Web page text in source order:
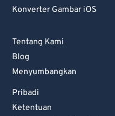
Konverter Gambar iOS
Tentang Kami
Blog
Menyumbangkan
Pribadi
Ketentuan